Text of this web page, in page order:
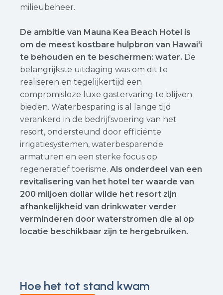
milieubeheer.
De ambitie van Mauna Kea Beach Hotel is
om de meest kostbare hulpbron van Hawaiʻi
te behouden en te beschermen: water. De
belangrijkste uitdaging was om dit te
realiseren en tegelijkertijd een
compromisloze luxe gastervaring te blijven
bieden. Waterbesparing is al lange tijd
verankerd in de bedrijfsvoering van het
resort, ondersteund door efficiënte
irrigatiesystemen, waterbesparende
armaturen en een sterke focus op
regeneratief toerisme. Als onderdeel van een
revitalisering van het hotel ter waarde van
200 miljoen dollar wilde het resort zijn
afhankelijkheid van drinkwater verder
verminderen door waterstromen die al op
locatie beschikbaar zijn te hergebruiken.
Hoe het tot stand kwam